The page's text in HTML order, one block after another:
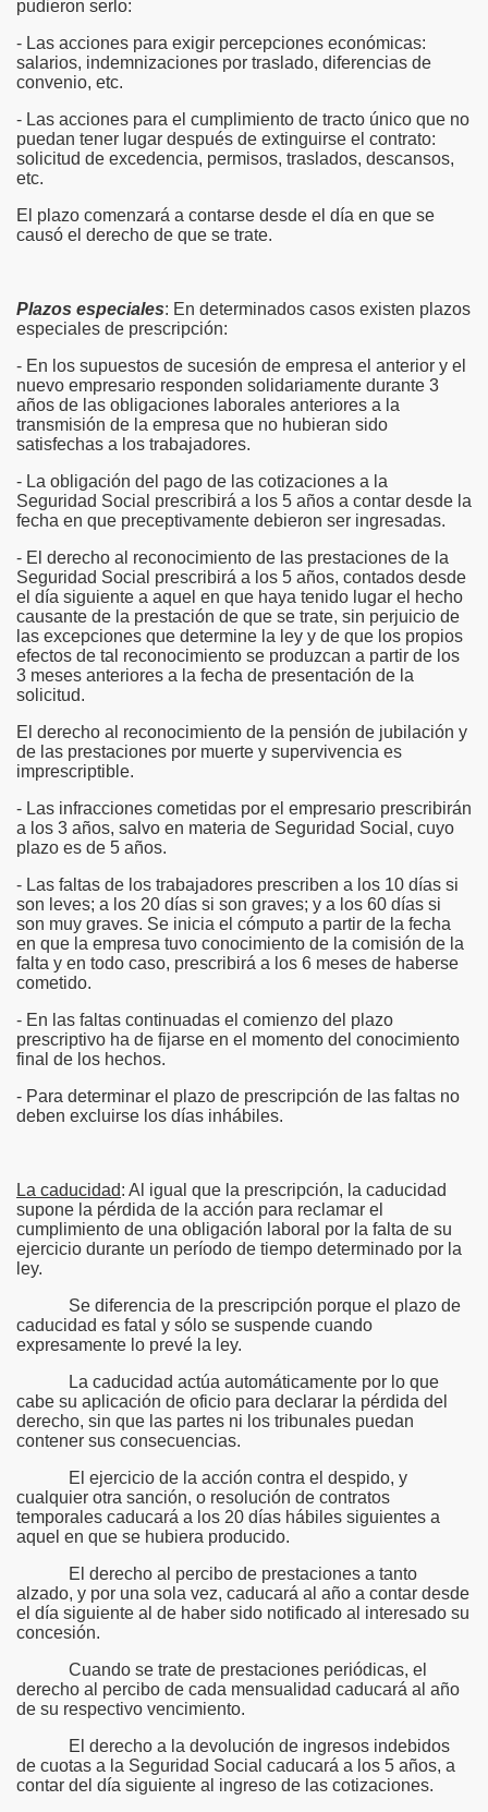
pudieron serlo:
- Las acciones para exigir percepciones económicas:
salarios, indemnizaciones por traslado, diferencias de
convenio, etc.
- Las acciones para el cumplimiento de tracto único que no
puedan tener lugar después de extinguirse el contrato:
solicitud de excedencia, permisos, traslados, descansos,
etc.
El plazo comenzará a contarse desde el día en que se
causó el derecho de que se trate.
Plazos especiales: En determinados casos existen plazos
especiales de prescripción:
- En los supuestos de sucesión de empresa el anterior y el
nuevo empresario responden solidariamente durante 3
años de las obligaciones laborales anteriores a la
transmisión de la empresa que no hubieran sido
satisfechas a los trabajadores.
- La obligación del pago de las cotizaciones a la
Seguridad Social prescribirá a los 5 años a contar desde la
fecha en que preceptivamente debieron ser ingresadas.
- El derecho al reconocimiento de las prestaciones de la
Seguridad Social prescribirá a los 5 años, contados desde
el día siguiente a aquel en que haya tenido lugar el hecho
causante de la prestación de que se trate, sin perjuicio de
las excepciones que determine la ley y de que los propios
efectos de tal reconocimiento se produzcan a partir de los
3 meses anteriores a la fecha de presentación de la
solicitud.
El derecho al reconocimiento de la pensión de jubilación y
de las prestaciones por muerte y supervivencia es
imprescriptible.
- Las infracciones cometidas por el empresario prescribirán
a los 3 años, salvo en materia de Seguridad Social, cuyo
plazo es de 5 años.
- Las faltas de los trabajadores prescriben a los 10 días si
son leves; a los 20 días si son graves; y a los 60 días si
son muy graves. Se inicia el cómputo a partir de la fecha
en que la empresa tuvo conocimiento de la comisión de la
falta y en todo caso, prescribirá a los 6 meses de haberse
cometido.
- En las faltas continuadas el comienzo del plazo
prescriptivo ha de fijarse en el momento del conocimiento
final de los hechos.
- Para determinar el plazo de prescripción de las faltas no
deben excluirse los días inhábiles.
La caducidad: Al igual que la prescripción, la caducidad
supone la pérdida de la acción para reclamar el
cumplimiento de una obligación laboral por la falta de su
ejercicio durante un período de tiempo determinado por la
ley.
Se diferencia de la prescripción porque el plazo de
caducidad es fatal y sólo se suspende cuando
expresamente lo prevé la ley.
La caducidad actúa automáticamente por lo que
cabe su aplicación de oficio para declarar la pérdida del
derecho, sin que las partes ni los tribunales puedan
contener sus consecuencias.
El ejercicio de la acción contra el despido, y
cualquier otra sanción, o resolución de contratos
temporales caducará a los 20 días hábiles siguientes a
aquel en que se hubiera producido.
El derecho al percibo de prestaciones a tanto
alzado, y por una sola vez, caducará al año a contar desde
el día siguiente al de haber sido notificado al interesado su
concesión.
Cuando se trate de prestaciones periódicas, el
derecho al percibo de cada mensualidad caducará al año
de su respectivo vencimiento.
El derecho a la devolución de ingresos indebidos
de cuotas a la Seguridad Social caducará a los 5 años, a
contar del día siguiente al ingreso de las cotizaciones.